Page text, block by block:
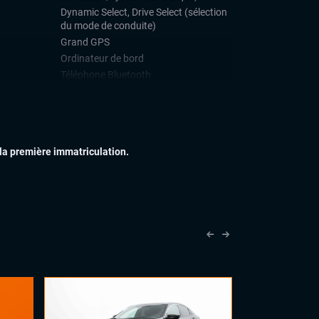
Dynamic Select, Drive Select (sélection
du mode de conduite)
Grand GPS
Ordinateur de bord
Téléphone Bluetooth
première immatriculation.